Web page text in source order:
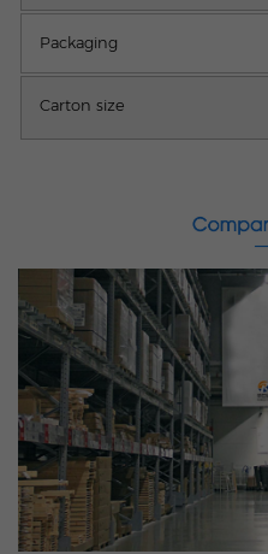
Packaging
Carton size